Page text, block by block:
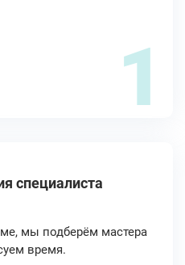
1
специалиста
мы подберём мастера
время.